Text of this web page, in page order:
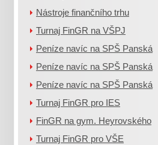
Nástroje finančního trhu
Turnaj FinGR na VŠPJ
Peníze navíc na SPŠ Panská
Peníze navíc na SPŠ Panská
Peníze navíc na SPŠ Panská
Turnaj FinGR pro IES
FinGR na gym. Heyrovského
Turnaj FinGR pro VŠE